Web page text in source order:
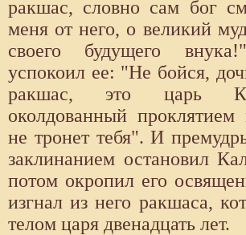
ракшас, словно сам бог
меня от него, о великий
своего будущего
успокоил ее: "Не бойся,
ракшас, это царь
околдованный
не тронет тебя". И
заклинанием остановил
потом окропил его
изгнал из него ракшаса,
телом царя двенадцать лет.